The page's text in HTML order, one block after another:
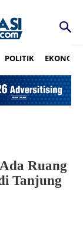
POLITIK EKONOMI
Ruang
Tanjung